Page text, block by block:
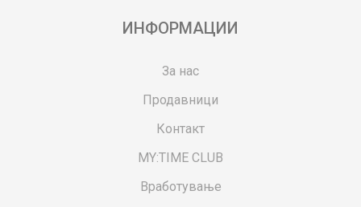
ИНФОРМАЦИИ
За нас
Продавници
Контакт
MY:TIME CLUB
Вработување